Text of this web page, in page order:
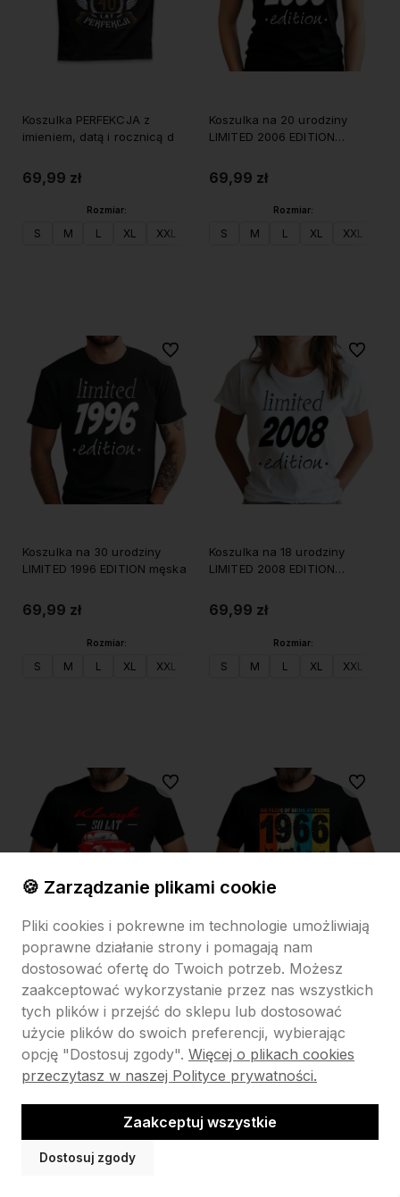
Koszulka PERFEKCJA z
imieniem, datą i rocznicą d
69,99 zł
Rozmiar:
S M L XL XXL
Koszulka na 20 urodziny
LIMITED 2006 EDITION
69,99 zł
Rozmiar:
S M L XL XXL
Koszulka na 30 urodziny
LIMITED 1996 EDITION męska
69,99 zł
Rozmiar:
S M L XL XXL
Do ulubionych
Koszulka na 18 urodziny
LIMITED 2008 EDITION
69,99 zł
Rozmiar:
S M L XL XXL
Do
Koszulka KLASYK 1976 na 50
urodziny
69,99 zł
Rozmiar:
Do koszyka
Do ulubionych
Koszulka na 60 urodziny
LIMITED EDITION 1966 męska
69,99 zł
Rozmiar:
Do
🍪 Zarządzanie plikami cookie
Pliki cookies i pokrewne im technologie umożliwiają
poprawne działanie strony i pomagają nam
dostosować ofertę do Twoich potrzeb. Możesz
zaakceptować wykorzystanie przez nas wszystkich
tych plików i przejść do sklepu lub dostosować
użycie plików do swoich preferencji, wybierając
opcję "Dostosuj zgody". Więcej o plikach cookies
przeczytasz w naszej Polityce prywatności.
Dostosuj zgody
Zaakceptuj wszystkie